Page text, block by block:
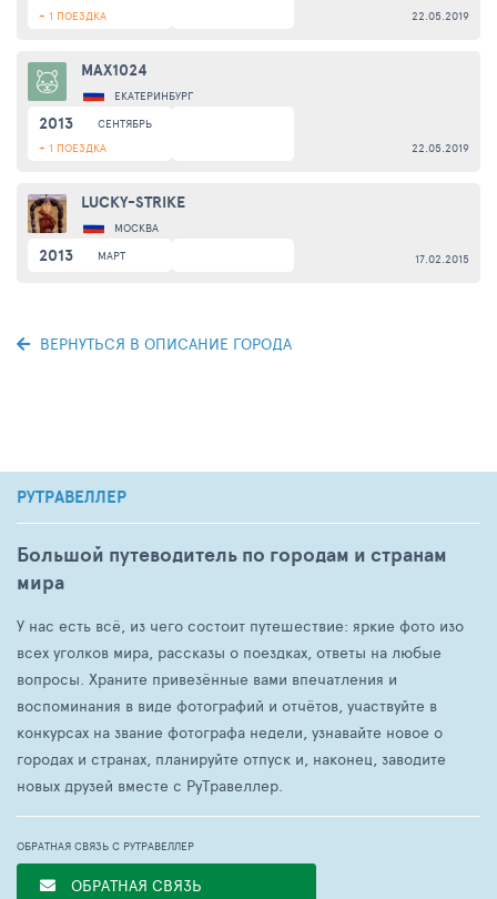
+ 1 ПОЕЗДКА
22.05.2019
MAX1024
ЕКАТЕРИНБУРГ
2013
СЕНТЯБРЬ
+ 1 ПОЕЗДКА
22.05.2019
LUCKY-STRIKE
МОСКВА
2013 МАРТ 17.02.2015
ВЕРНУТЬСЯ В ОПИСАНИЕ ГОРОДА
РУТРАВЕЛЛЕР
Большой путеводитель по городам и странам
мира
У нас есть всё, из чего состоит путешествие: яркие фото изо
всех уголков мира, рассказы о поездках, ответы на любые
вопросы. Храните привезённые вами впечатления и
воспоминания в виде фотографий и отчётов, участвуйте в
конкурсах на звание фотографа недели, узнавайте новое о
городах и странах, планируйте отпуск и, наконец, заводите
новых друзей вместе с РуТравеллер.
ОБРАТНАЯ СВЯЗЬ С РУТРАВЕЛЛЕР
ОБРАТНАЯ СВЯЗЬ